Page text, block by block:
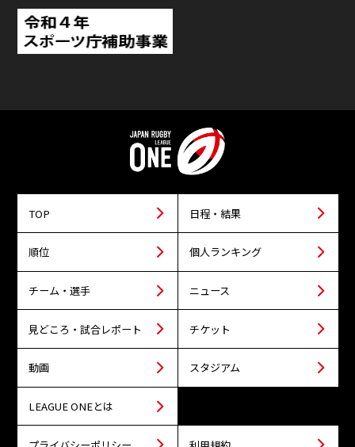
TOP 日程・結果
順位 個人ランキング
チーム・選手 ニュース
見どころ・試合レポート チケット
動画 スタジアム
LEAGUE ONEとは